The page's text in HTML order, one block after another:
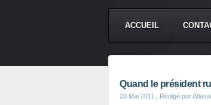
ACCUEIL
Quand le président
28 Mai 2011 , Rédigé par